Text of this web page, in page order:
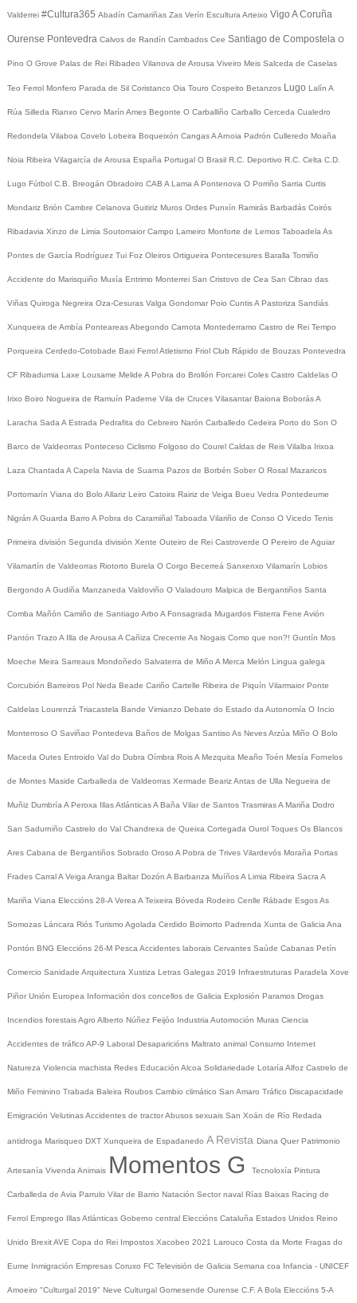
Valderrei #Cultura365 Abadín Camariñas Zas Verín Escultura Arteixo Vigo A Coruña
Ourense Pontevedra Calvos de Randín Cambados Cee Santiago de Compostela O
Pino O Grove Palas de Rei Ribadeo Vilanova de Arousa Viveiro Meis Salceda de Caselas
Teo Ferrol Monfero Parada de Sil Coristanco Oia Touro Cospeito Betanzos Lugo Lalín A
Rúa Silleda Rianxo Cervo Marín Ames Begonte O Carballiño Carballo Cerceda Cualedro
Redondela Vilaboa Covelo Lobeira Boqueixón CangasA Arnoia Padrón Culleredo Moaña
Noia Ribeira Vilagarcía de Arousa España Portugal O Brasil R.C. Deportivo R.C. Celta C.D.
Lugo Fútbol C.B. Breogán Obradoiro CAB A Lama A Pontenova O Porriño Sarria Curtis
Mondariz Brión Cambre Celanova Guitiriz Muros Ordes Punxín Ramirás Barbadás Coirós
Ribadavia Xinzo de Limia Soutomaior Campo Lameiro Monforte de Lemos Taboadela As
Pontes de García Rodríguez Tui Foz Oleiros Ortigueira Pontecesures Baralla Tomiño
Accidente do Marisquiño Muxía Entrimo Monterrei San Cristovo de Cea San Cibrao das
Viñas Quiroga Negreira Oza-Cesuras Valga Gondomar Poio CuntisA Pastoriza Sandiás
Xunqueira de Ambía PonteareasAbegondo Carnota Montederramo Castro de Rei Tempo
Porqueira Cerdedo-Cotobade Baxi FerrolAtletismo Friol Club Rápido de Bouzas Pontevedra
CF Ribadumia Laxe Lousame Melide A Pobra do Brollón Forcarei Coles Castro Caldelas O
Irixo Boiro Nogueira de Ramuín Paderne Vila de Cruces Vilasantar Baiona BoborásA
Laracha Sada A Estrada Pedrafita do Cebreiro Narón Carballedo Cedeira Porto do Son O
Barco de Valdeorras Ponteceso Ciclismo Folgoso do Courel Caldas de Reis Vilalba Irixoa
Laza Chantada A Capela Navia de Suarna Pazos de Borbén Sober O Rosal Mazaricos
Portomarín Viana do Bolo Allariz Leiro Catoira Rairiz de Veiga Bueu Vedra Pontedeume
Nigrán A Guarda Barro A Pobra do Caramiñal Taboada Vilariño de Conso O Vicedo Tenis
Primeira división Segunda división Xente Outeiro de Rei Castroverde O Pereiro de Aguiar
Vilamartín de Valdeorras Riotorto Burela O Corgo Becerreá Sanxenxo Vilamarín Lobios
Bergondo A Gudiña Manzaneda Valdoviño O Valadouro Malpica de Bergantiños Santa
Comba Mañón Camiño de Santiago Arbo A Fonsagrada Mugardos Fisterra Fene Avión
Pantón Trazo A Illa de Arousa A Cañiza Crecente As Nogais Como que non?! Guntín Mos
Moeche Meira Sarreaus Mondoñedo Salvaterra de Miño A Merca Melón Lingua galega
Corcubión Barreiros Pol Neda Beade Cariño Cartelle Ribeira de Piquín Vilarmaior Ponte
Caldelas Lourenzá Triacastela Bande Vimianzo Debate do Estado da Autonomía O Incio
Monterroso O Saviñao Pontedeva Baños de Molgas Santiso As NevesArzúa Miño O Bolo
Maceda Outes Entroido Val do Dubra Oímbra RoisA Mezquita Meaño Toén Mesía Fornelos
de Montes Maside Carballeda de Valdeorras Xermade BearizAntas de Ulla Negueira de
Muñiz Dumbría A Peroxa Illas AtlánticasA Baña Vilar de Santos TrasmirasA Mariña Dodro
San Sadurniño Castrelo do Val Chandrexa de Queixa Cortegada Ourol Toques Os Blancos
Ares Cabana de Bergantiños Sobrado Oroso A Pobra de Trives Vilardevós Moraña Portas
Frades CarralA Veiga Aranga Baltar Dozón A Barbanza MuíñosA Limia Ribeira Sacra A
Mariña Viana Eleccións 28-A Verea A Teixeira Bóveda Rodeiro Cenlle Rábade EsgosAs
Somozas Láncara Riós Turismo Agolada Cerdido Boimorto Padrenda Xunta de Galicia Ana
Pontón BNG Eleccións 26-M Pesca Accidentes laborais Cervantes Saúde Cabanas Petín
Comercio Sanidade Arquitectura Xustiza Letras Galegas 2019 Infraestruturas Paradela Xove
Piñor Unión Europea Información dos concellos de Galicia Explosión Paramos Drogas
Incendios forestaisAgro Alberto Núñez Feijóo Industria Automoción Muras Ciencia
Accidentes de tráfico AP-9 Laboral Desaparicións Maltrato animal Consumo Internet
Natureza Violencia machista Redes Educación Alcoa Solidariedade Lotaría Alfoz Castrelo de
Miño Feminino Trabada Baleira Roubos Cambio climático San Amaro Tráfico Discapacidade
Emigración VelutinasAccidentes de tractorAbusos sexuais San Xoán de Río Redada
antidroga Marisqueo DXT Xunqueira de Espadanedo A Revista Diana Quer Patrimonio
Artesanía Vivenda Animais Momentos G Tecnoloxía Pintura
Carballeda de Avia Parrulo Vilar de Barrio Natación Sector naval Rías Baixas Racing de
Ferrol Emprego Illas Atlánticas Goberno central Eleccións Cataluña Estados Unidos Reino
Unido BrexitAVE Copa do Rei Impostos Xacobeo 2021 Larouco Costa da Morte Fragas do
Eume Inmigración Empresas Coruxo FC Televisión de Galicia Semana coa Infancia - UNICEF
Amoeiro "Culturgal 2019" Neve Culturgal Gomesende Ourense C.F. A Bola Eleccións 5-A